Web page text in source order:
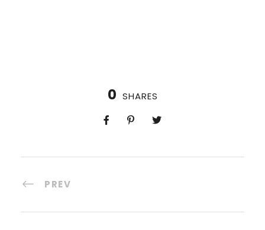
0 SHARES
PREV